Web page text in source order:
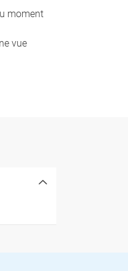
moment
vue